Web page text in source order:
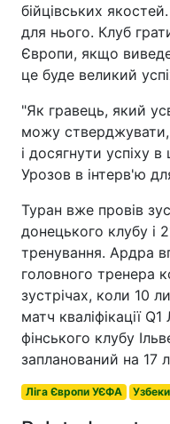
бійцівських
для нього. Клуб
Європи, якщо
це буде великий
"Як гравець, який
можу
і досягнути успіху
Урозов в інтерв'ю
Туран вже провів
донецького клубу і
тренування. Ардра
головного тренера
зустрічах, коли 10
матч кваліфікації
фінського клубу
запланований на 17
Ліга Європи УЄФА